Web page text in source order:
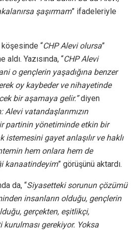
şaşırmam” ifadeleriyle
köşesinde “CHP Alevi olursa”
aldı. Yazısında, “CHP Alevi
o gençlerin yaşadığına benzer
oy kaybeder ve nihayetinde
bir aşamaya gelir.”diyen
Alevi vatandaşlarımızın
partinin yönetiminde etkin bir
gayet anlaşılır ve haklı
hem onlara hem de
kanaatindeyim” görüşünü aktardı.
da, “Siyasetteki sorunun çözümü
insanların olduğu, gençlerin
gerçekten, eşitlikçi,
gerekiyor. Yoksa